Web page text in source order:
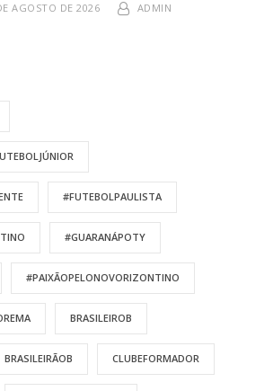
AGOSTO DE 2026 ADMIN
#FUTEBOLPAULISTA
#GUARANÁPOTY
#PAIXÃOPELONOVORIZONTINO
BRASILEIROB
BRASILEIRÃOB CLUBEFORMADOR